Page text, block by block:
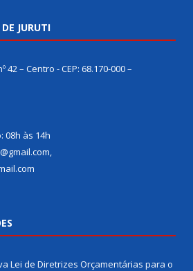
JURUTI
42 – Centro - CEP: 68.170-000 –
08h às 14h
Lei de Diretrizes Orçamentárias para o